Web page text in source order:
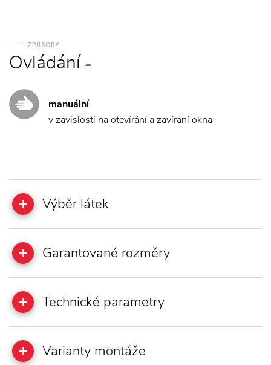
ZPŮSOBY
Ovládání
manuální
v závislosti na otevírání a zavírání okna
Výběr látek
Garantované rozměry
Technické parametry
Varianty montáže